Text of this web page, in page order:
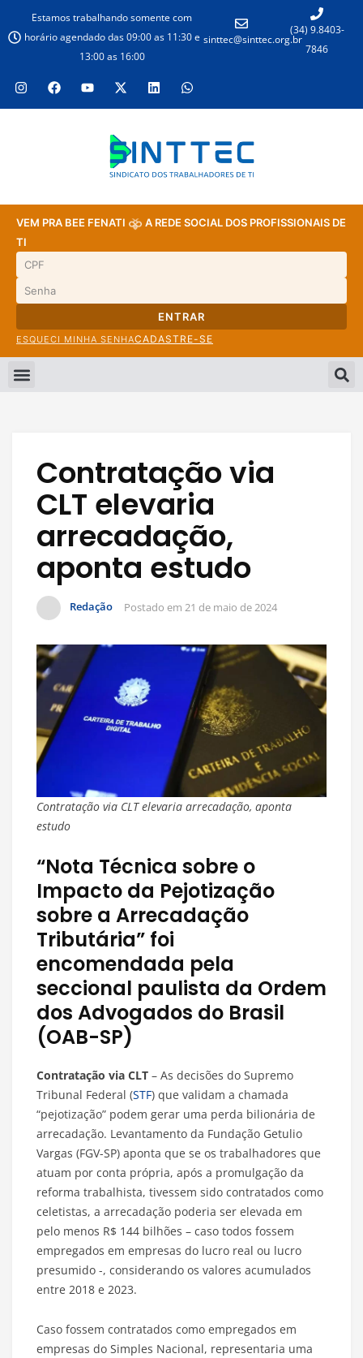
Estamos trabalhando somente com
horário agendado das 09:00 as 11:30 e
13:00 as 16:00
sinttec@sinttec.org.br
(34) 9.8403-
7846
VEM PRA BEE FENATI
A REDE SOCIAL DOS PROFISSIONAIS DE
TI
ENTRAR
ESQUECI MINHA SENHACADASTRE-SE
Contratação via
CLT elevaria
arrecadação,
aponta estudo
Redação Postado em 21 de maio de 2024
Contratação via CLT elevaria arrecadação, aponta
estudo
“Nota Técnica sobre o
Impacto da Pejotização
sobre a Arrecadação
Tributária” foi
encomendada pela
seccional paulista da Ordem
dos Advogados do Brasil
(OAB-SP)
Contratação via CLT – As decisões do Supremo
Tribunal Federal (STF) que validam a chamada
“pejotização” podem gerar uma perda bilionária de
arrecadação. Levantamento da Fundação Getulio
Vargas (FGV-SP) aponta que se os trabalhadores que
atuam por conta própria, após a promulgação da
reforma trabalhista, tivessem sido contratados como
celetistas, a arrecadação poderia ser elevada em
pelo menos R$ 144 bilhões – caso todos fossem
empregados em empresas do lucro real ou lucro
presumido -, considerando os valores acumulados
entre 2018 e 2023.
Caso fossem contratados como empregados em
empresas do Simples Nacional, representaria uma